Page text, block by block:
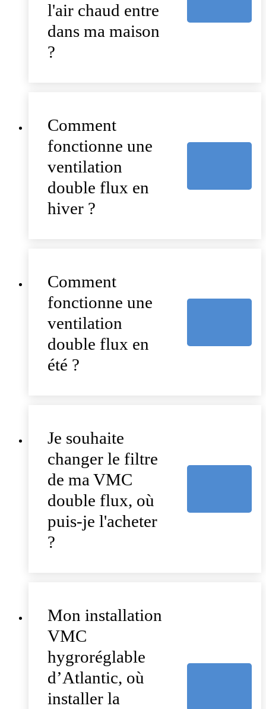
l'air chaud entre
dans ma maison
?
Comment
fonctionne une
ventilation
double flux en
hiver ?
Comment
fonctionne une
ventilation
double flux en
été ?
Je souhaite
changer le filtre
de ma VMC
double flux, où
puis-je l'acheter
?
Mon installation
VMC
hygroréglable
d’Atlantic, où
installer la